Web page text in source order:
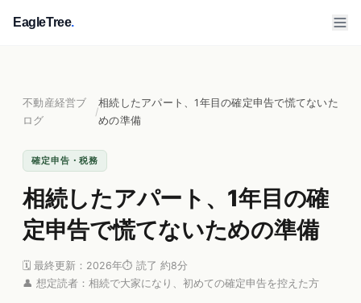
EagleTree.
不動産経営ブ
ログ
/
相続したアパート、1年目の確定申告で慌てないた
めの準備
確定申告・税務
相続したアパート、1年目の確
定申告で慌てないための準備
🗓 最終更新：2026年⏱ 読了 約8分
👤 想定読者：相続で大家になり、初めての確定申告を控えた方